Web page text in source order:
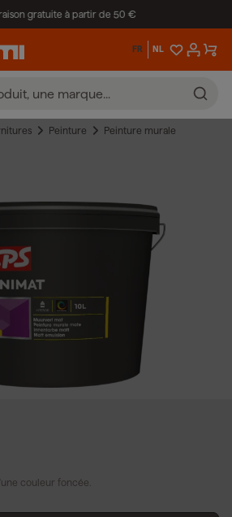
gratuite à partir de 50 €
FR NL
Peinture Peinture murale
couleur foncée.